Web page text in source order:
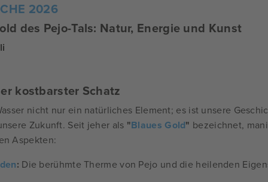
2026
des Pejo-Tals: Natur, Energie und Kunst
kostbarster Schatz
nicht nur ein natürliches Element; es ist unsere
Zukunft. Seit jeher als "Blaues Gold" bezeichnet,
Aspekten:
: Die berühmte Therme von Pejo und die heilenden